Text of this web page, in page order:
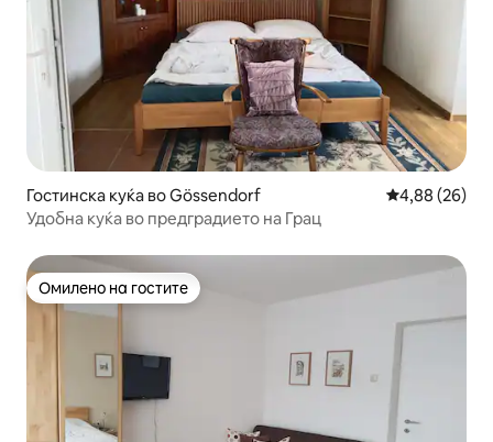
Гостинска куќа во Gössendorf Просечна
4,88 (26)
Удобна куќа во предградието на Грац
Омилено на гостите
Омилено на гостите